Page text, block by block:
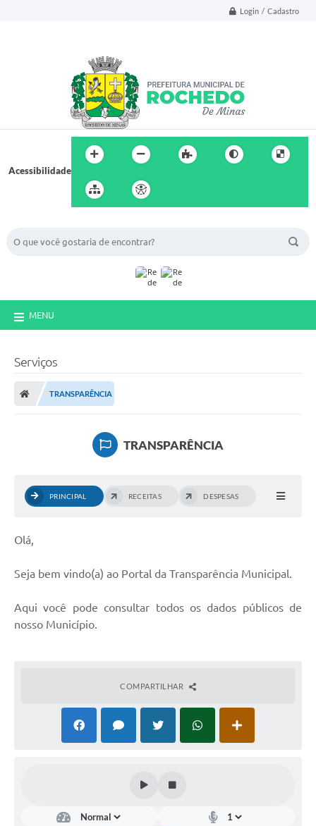
Login / Cadastro
Acessibilidade
MENU
Serviços
TRANSPARÊNCIA
TRANSPARÊNCIA
PRINCIPAL RECEITAS DESPESAS
Olá,
Seja bem vindo(a) ao Portal da Transparência Municipal.
Aqui você pode consultar todos os dados públicos de
nosso Município.
COMPARTILHAR